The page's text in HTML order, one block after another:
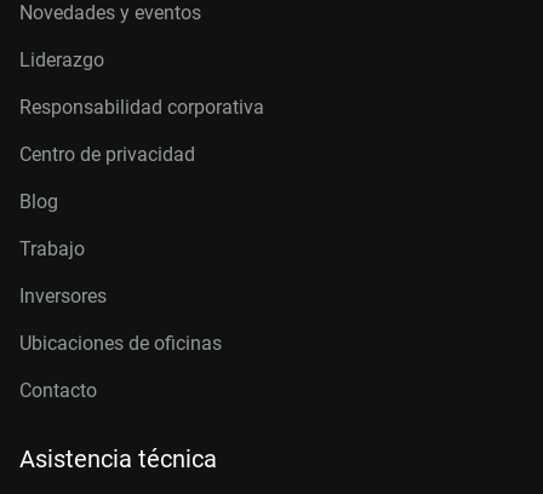
Novedades y eventos
Liderazgo
Responsabilidad corporativa
Centro de privacidad
Blog
Trabajo
Inversores
Ubicaciones de oficinas
Contacto
Asistencia técnica